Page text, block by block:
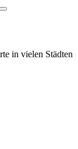
in vielen Städten